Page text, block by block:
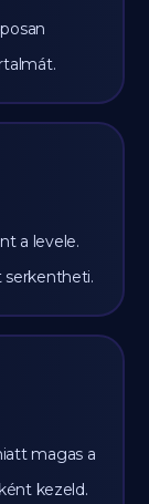
a levele.
serkentheti.
magas a
kezeld.